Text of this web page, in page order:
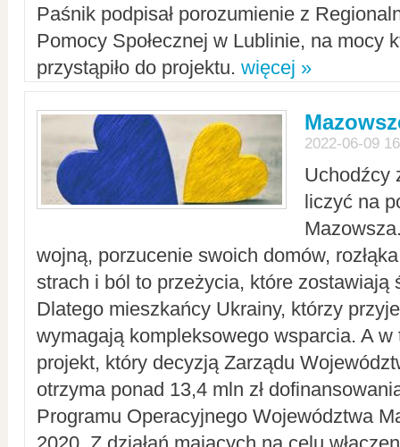
Paśnik podpisał porozumienie z
Pomocy Społecznej w Lublinie, na mocy
przystąpiło do projektu. więcej »
2022-06-09
Uchodźcy
liczyć na
wojną, porzucenie swoich domów,
strach i ból to przeżycia, które zostawiają
Dlatego mieszkańcy Ukrainy, którzy
wymagają kompleksowego wsparcia. A w
projekt, który decyzją Zarządu
otrzyma ponad 13,4 mln zł
Programu Operacyjnego Województwa